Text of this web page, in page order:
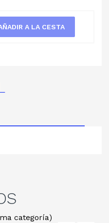
A LA CESTA
categoría)